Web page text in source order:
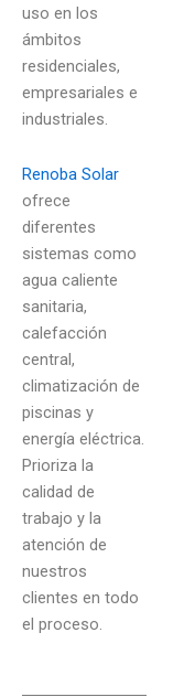
uso en los
ámbitos
residenciales,
empresariales e
industriales.
Renoba Solar
ofrece
diferentes
sistemas como
agua caliente
sanitaria,
calefacción
central,
climatización de
piscinas y
energía eléctrica.
Prioriza la
calidad de
trabajo y la
atención de
nuestros
clientes en todo
el proceso.